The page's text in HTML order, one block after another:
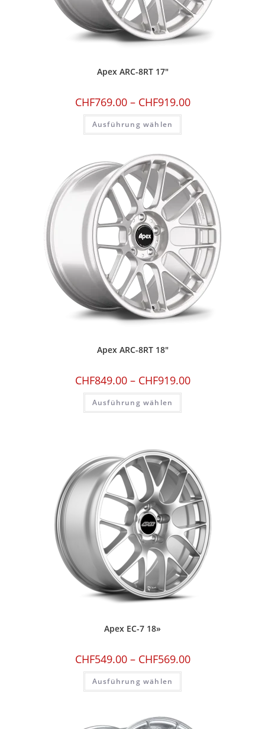
Apex ARC-8RT 17″
CHF769.00– CHF919.00
Ausführung wählen
Apex ARC-8RT 18″
CHF849.00– CHF919.00
Ausführung wählen
Apex EC-7 18»
CHF549.00– CHF569.00
Ausführung wählen